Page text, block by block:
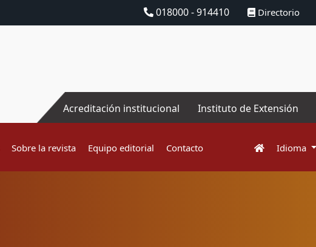
018000 - 914410 Directorio
Acreditación institucional Instituto de Extensión
Sobre la revista Equipo editorial Contacto Idioma